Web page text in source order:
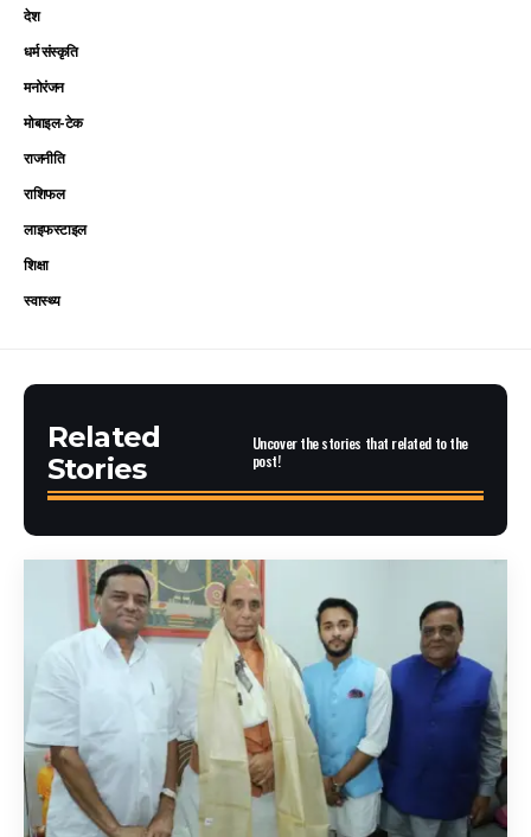
देश
धर्म संस्कृति
मनोरंजन
मोबाइल-टेक
राजनीति
राशिफल
लाइफस्टाइल
शिक्षा
स्वास्थ्य
Related
Stories
Uncover the stories that related to the
post!